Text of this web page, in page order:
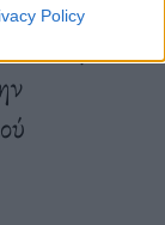
Policy